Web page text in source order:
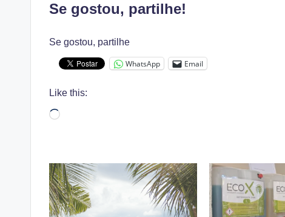
Se gostou, partilhe!
Se gostou, partilhe
WhatsApp Email
Like this:
Loading…